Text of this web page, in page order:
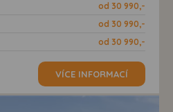
od 30 990,-
od 30 990,-
od 30 990,-
VÍCE INFORMACÍ